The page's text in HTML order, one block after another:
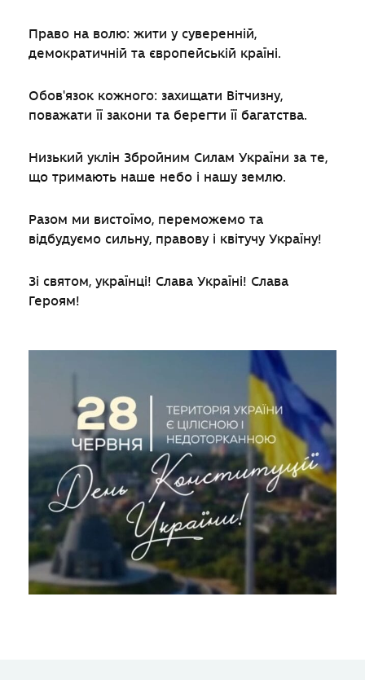
Право на волю: жити у суверенній,
демократичній та європейській країні.
Обов'язок кожного: захищати Вітчизну,
поважати її закони та берегти її багатства.
Низький уклін Збройним Силам України за те,
що тримають наше небо і нашу землю.
Разом ми вистоїмо, переможемо та
відбудуємо сильну, правову і квітучу Україну!
Зі святом, українці! Слава Україні! Слава
Героям!